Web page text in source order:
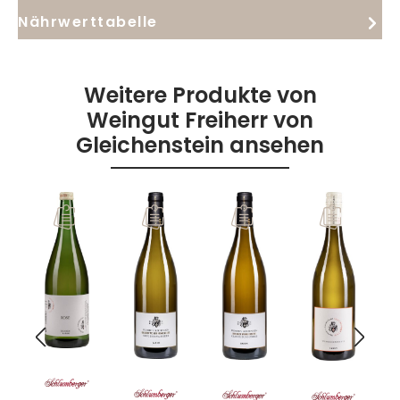
Nährwerttabelle
Weitere Produkte von
Weingut Freiherr von
Gleichenstein ansehen